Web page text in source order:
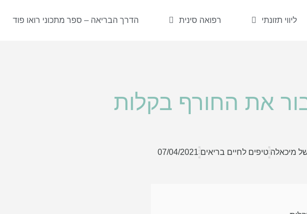
ליווי תזונתי רפואה סינית הדרך הבריאה – ספר מתכוני רואו פוד
את החורף בקלות
מיכאלה טיפים לחיים בריאים 07/04/2021